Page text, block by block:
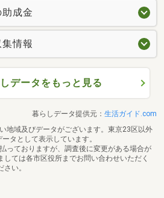
成金
情報
データをもっと見る
暮らしデータ提供元： 生活ガイド.com
地域及びデータがございます。東京23区以外
タとして表示しています。
っておりますが、調査後に変更がある場合が
ては各市区役所までお問い合わせいただく
い。